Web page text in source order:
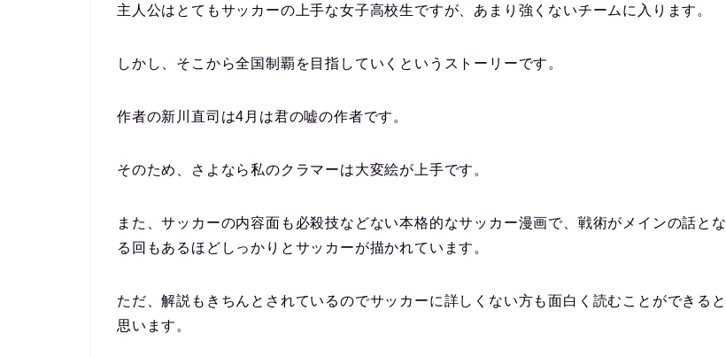
主人公はとてもサッカーの上手な女子高校生ですが、あまり強くないチームに入ります。
しかし、そこから全国制覇を目指していくというストーリーです。
作者の新川直司は4月は君の嘘の作者です。
そのため、さよなら私のクラマーは大変絵が上手です。
また、サッカーの内容面も必殺技などない本格的なサッカー漫画で、戦術がメインの話とな
る回もあるほどしっかりとサッカーが描かれています。
ただ、解説もきちんとされているのでサッカーに詳しくない方も面白く読むことができると
思います。